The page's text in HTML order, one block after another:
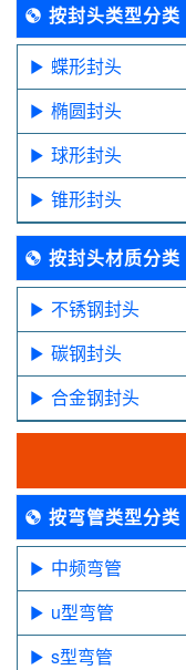
按封头类型分类
蝶形封头
椭圆封头
球形封头
锥形封头
按封头材质分类
不锈钢封头
碳钢封头
合金钢封头
按弯管类型分类
中频弯管
u型弯管
s型弯管